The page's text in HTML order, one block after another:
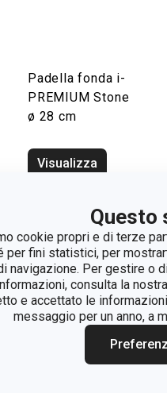
Questo
cookie propri e di terze
per fini statistici, per
navigazione. Per gestire o
consulta la
e accettato le
messaggio per un anno, a
Padella fonda i-
PREMIUM Stone
ø 28 cm
Visualizza